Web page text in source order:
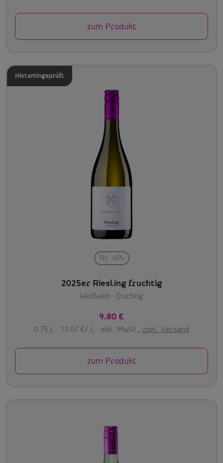
zum Produkt
Histamingeprüft
Nr. 604
2025er Riesling fruchtig
Weißwein · fruchtig
9.80 €
0.75 L · 13.07 €/ L · inkl. MwSt., zzgl. Versand
zum Produkt